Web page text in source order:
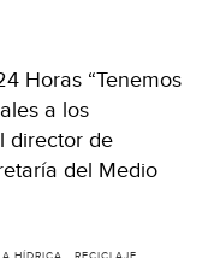
Horas “Tenemos
a los
director de
del Medio